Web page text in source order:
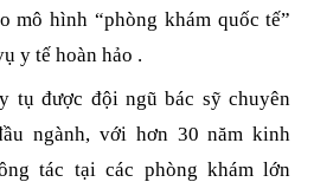
mô hình “phòng khám quốc tế”
y tế hoàn hảo .
tụ được đội ngũ bác sỹ chuyên
ngành, với hơn 30 năm kinh
tác tại các phòng khám lớn